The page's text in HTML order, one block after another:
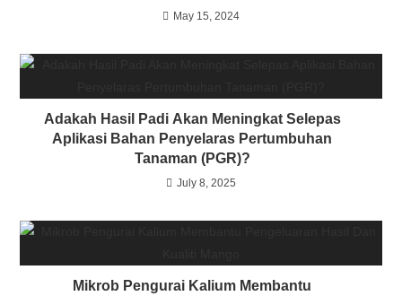
May 15, 2024
Adakah Hasil Padi Akan Meningkat Selepas
Aplikasi Bahan Penyelaras Pertumbuhan
Tanaman (PGR)?
July 8, 2025
Mikrob Pengurai Kalium Membantu